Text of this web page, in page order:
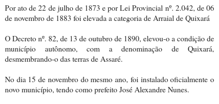
Por ato de 22 de julho de 1873 e por Lei Provincial nº. 2.042, de 06
de novembro de 1883 foi elevada a categoria de Arraial de Quixará
O Decreto nº. 82, de 13 de outubro de 1890, elevou-o a condição de
município autônomo, com a denominação de Quixará,
desmembrando-o das terras de Assaré.
No dia 15 de novembro do mesmo ano, foi instalado oficialmente o
novo município, tendo como prefeito José Alexandre Nunes.